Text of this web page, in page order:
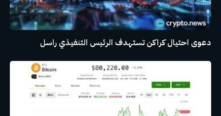
دعوى احتيال كراكن تستهدف الرئيس التنفيذي راسل